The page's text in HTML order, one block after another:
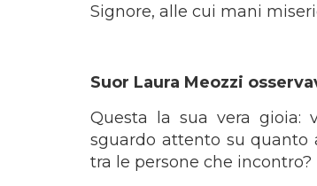
Signore, alle cui mani
Suor Laura Meozzi
Questa la sua vera gioia:
sguardo attento su quanto
tra le persone che incontro?